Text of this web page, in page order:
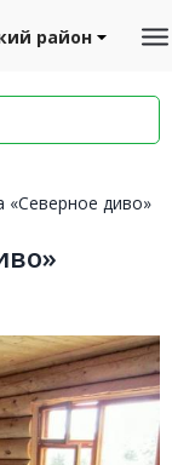
район
«Северное диво»
район